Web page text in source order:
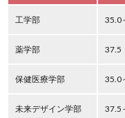
工学部 35.0
薬学部 37.5
保健医療学部 35.0
未来デザイン学部 37.5